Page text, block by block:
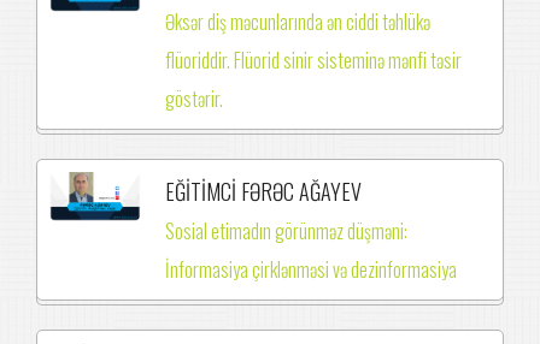
Əksər diş məcunlarında ən ciddi təhlükə
flüoriddir. Flüorid sinir sisteminə mənfi təsir
göstərir.
EĞİTİMCİ FƏRƏC AĞAYEV
Sosial etimadın görünməz düşməni:
İnformasiya çirklənməsi və dezinformasiya